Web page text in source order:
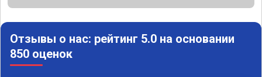
Отзывы о нас: рейтинг 5.0 на основании
850 оценок